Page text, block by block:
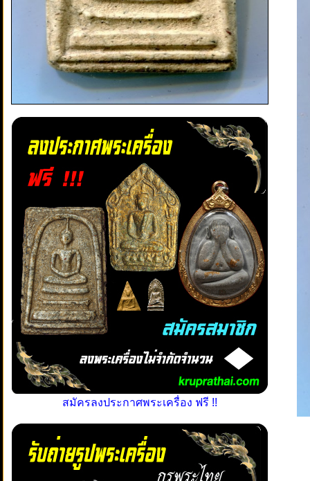
สมัครลงประกาศพระเครื่อง ฟรี !!